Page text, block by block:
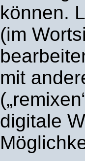
können.
(im
mit
digitale